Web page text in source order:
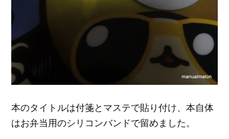
本のタイトルは付箋とマステで貼り付け、本自体
はお弁当用のシリコンバンドで留めました。